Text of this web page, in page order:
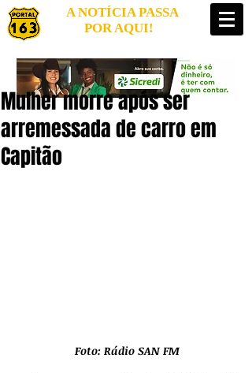
A NOTÍCIA PASSA
POR AQUI!
Mulher morre após ser
arremessada de carro em
Capitão
Foto: Rádio SAN FM